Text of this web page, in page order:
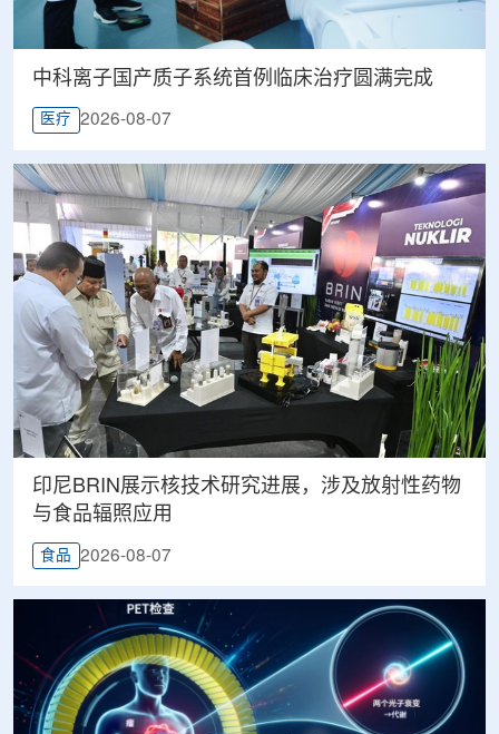
中科离子国产质子系统首例临床治疗圆满完成
医疗 2026-08-07
印尼BRIN展示核技术研究进展，涉及放射性药物
与食品辐照应用
食品 2026-08-07